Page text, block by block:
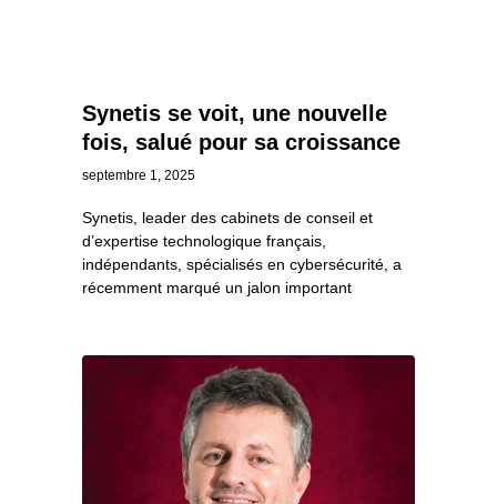
Synetis se voit, une nouvelle
fois, salué pour sa croissance
septembre 1, 2025
Synetis, leader des cabinets de conseil et
d’expertise technologique français,
indépendants, spécialisés en cybersécurité, a
récemment marqué un jalon important